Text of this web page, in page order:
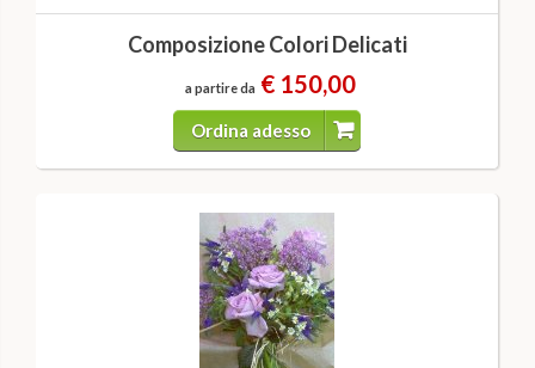
Composizione Colori Delicati
a partire da € 150,00
Ordina adesso